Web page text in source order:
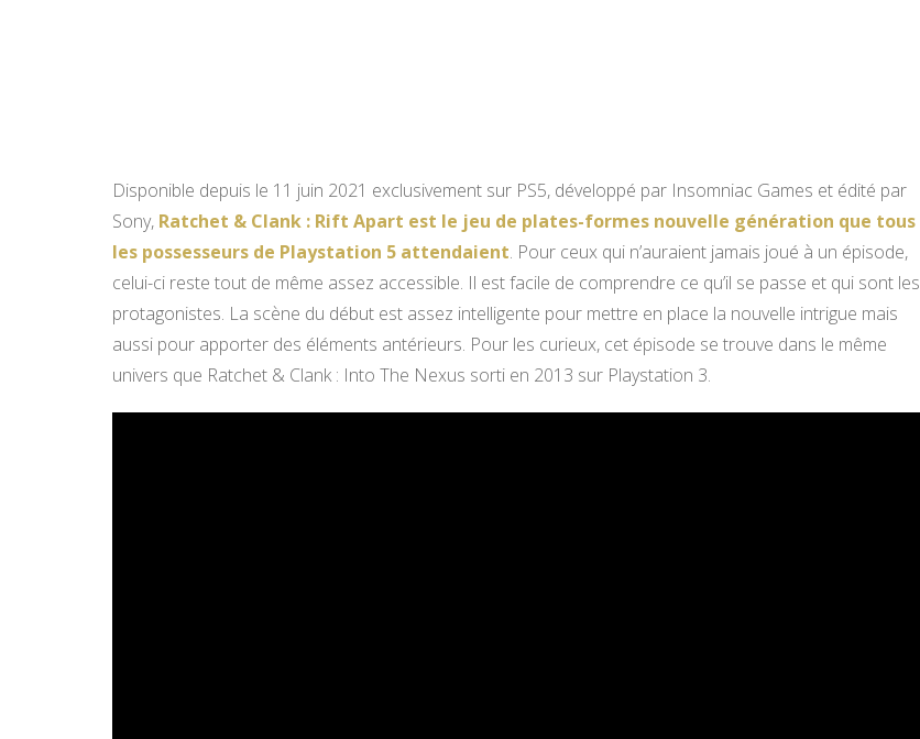
Disponible depuis le 11 juin 2021 exclusivement sur PS5, développé par Insomniac Games et édité par
Sony, Ratchet & Clank : Rift Apart est le jeu de plates-formes nouvelle génération que tous
les possesseurs de Playstation 5 attendaient. Pour ceux qui n’auraient jamais joué à un épisode,
celui-ci reste tout de même assez accessible. Il est facile de comprendre ce qu’il se passe et qui sont les
protagonistes. La scène du début est assez intelligente pour mettre en place la nouvelle intrigue mais
aussi pour apporter des éléments antérieurs. Pour les curieux, cet épisode se trouve dans le même
univers que Ratchet & Clank : Into The Nexus sorti en 2013 sur Playstation 3.